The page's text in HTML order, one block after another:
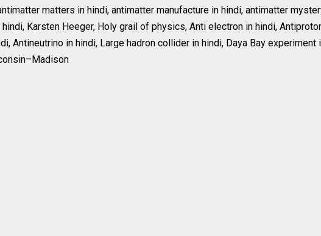
matters in hindi, antimatter manufacture in hindi, antimatter
Karsten Heeger, Holy grail of physics, Anti electron in hindi,
Antineutrino in hindi, Large hadron collider in hindi, Daya Bay experiment